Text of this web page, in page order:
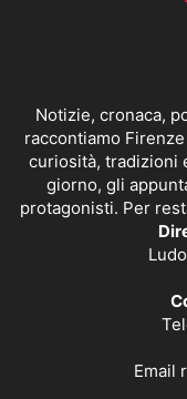
Notizie, cronaca,
raccontiamo
curiosità, tradizioni
giorno, gli
protagonisti. Per
Email